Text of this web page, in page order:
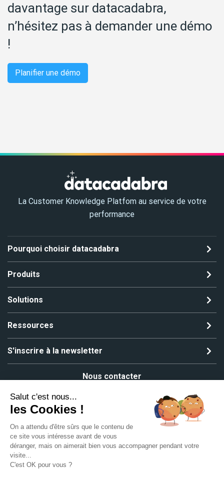
Salut c'est nous...
les Cookies !
On a attendu d'être sûrs que le contenu de
ce site vous intéresse avant de vous
déranger, mais on aimerait bien vous accompagner pendant votre
visite...
C'est OK pour vous ?
davantage sur datacadabra,
n’hésitez pas à demander une démo
!
Planifier une démo
La Customer Knowledge Platfom au service de votre
performance
Pourquoi choisir datacadabra
Produits
Solutions
Ressources
S'inscrire à la newsletter
Nous contacter
Copyright ©2024 All rights reserved | MGS Solutions
Mentions légales